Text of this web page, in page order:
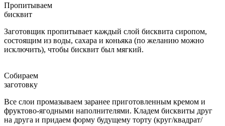
Пропитываем
бисквит
Заготовщик пропитывает каждый слой бисквита сиропом,
состоящим из воды, сахара и коньяка (по желанию можно
исключить), чтобы бисквит был мягкий.
Собираем
заготовку
Все слои промазываем заранее приготовленным кремом и
фруктово-ягодными наполнителями. Кладем бисквиты друг
на друга и придаем форму будущему торту (круг/квадрат/